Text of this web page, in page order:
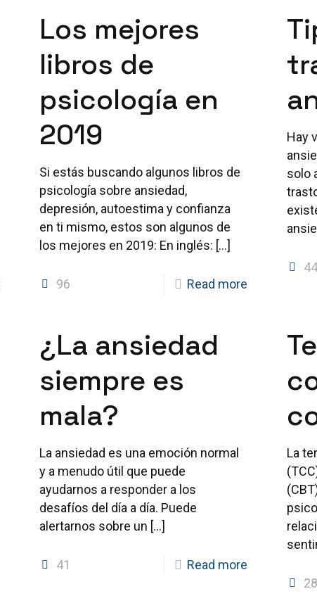
Los mejores
libros de
psicología en
2019
Si estás buscando algunos libros de
psicología sobre ansiedad,
depresión, autoestima y confianza
en ti mismo, estos son algunos de
los mejores en 2019: En inglés: […]
96 Read more
Hay
solo
¿La ansiedad
siempre es
mala?
La ansiedad es una emoción normal
y a menudo útil que puede
ayudarnos a responder a los
desafíos del día a día. Puede
alertarnos sobre un […]
41 Read more
La
28